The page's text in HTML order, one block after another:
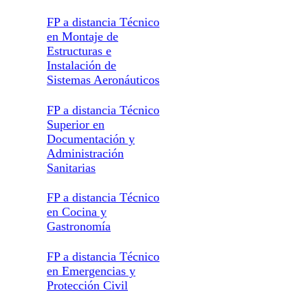
FP a distancia Técnico
en Montaje de
Estructuras e
Instalación de
Sistemas Aeronáuticos
FP a distancia Técnico
Superior en
Documentación y
Administración
Sanitarias
FP a distancia Técnico
en Cocina y
Gastronomía
FP a distancia Técnico
en Emergencias y
Protección Civil